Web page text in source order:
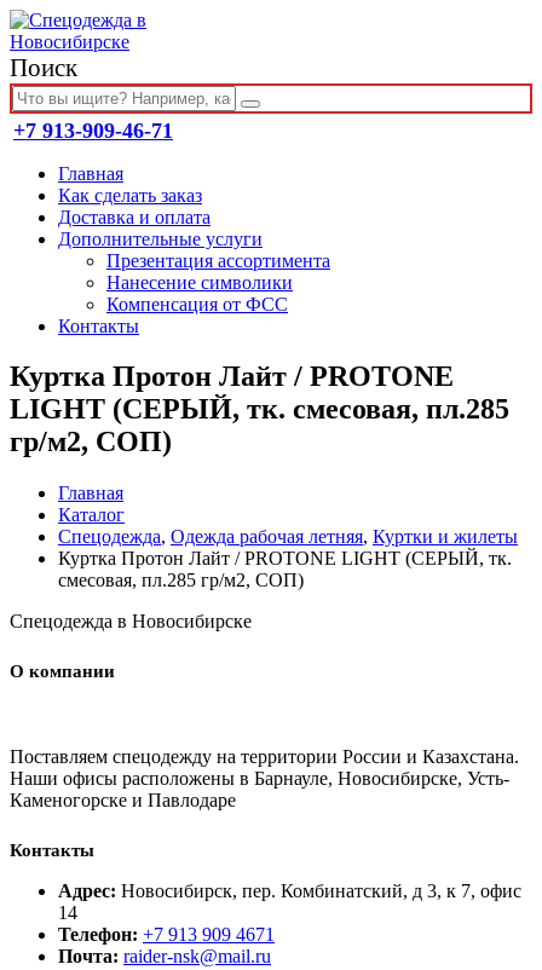
Поиск
+7 913-909-46-71
Главная
Как сделать заказ
Доставка и оплата
Дополнительные услуги
Презентация ассортимента
Нанесение символики
Компенсация от ФСС
Контакты
Куртка Протон Лайт / PROTONE
LIGHT (СЕРЫЙ, тк. смесовая, пл.285
гр/м2, СОП)
Главная
Каталог
Спецодежда, Одежда рабочая летняя, Куртки и жилеты
Куртка Протон Лайт / PROTONE LIGHT (СЕРЫЙ, тк.
смесовая, пл.285 гр/м2, СОП)
Спецодежда в Новосибирске
О компании
Поставляем спецодежду на территории России и Казахстана.
Наши офисы расположены в Барнауле, Новосибирске, Усть-
Каменогорске и Павлодаре
Контакты
Адрес: Новосибирск, пер. Комбинатский, д 3, к 7, офис
14
Телефон: +7 913 909 4671
Почта: raider-nsk@mail.ru